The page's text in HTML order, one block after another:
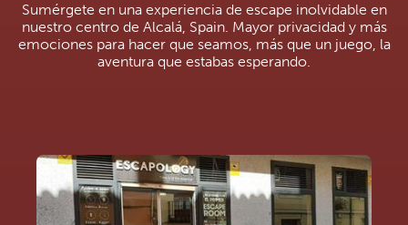
Sumérgete en una experiencia de escape inolvidable en
nuestro centro de Alcalá, Spain. Mayor privacidad y más
emociones para hacer que seamos, más que un juego, la
aventura que estabas esperando.